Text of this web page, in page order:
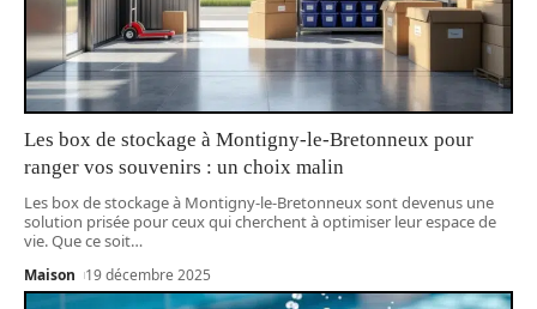
Les box de stockage à Montigny-le-Bretonneux pour
ranger vos souvenirs : un choix malin
Les box de stockage à Montigny-le-Bretonneux sont devenus une
solution prisée pour ceux qui cherchent à optimiser leur espace de
vie. Que ce soit…
Maison 19 décembre 2025